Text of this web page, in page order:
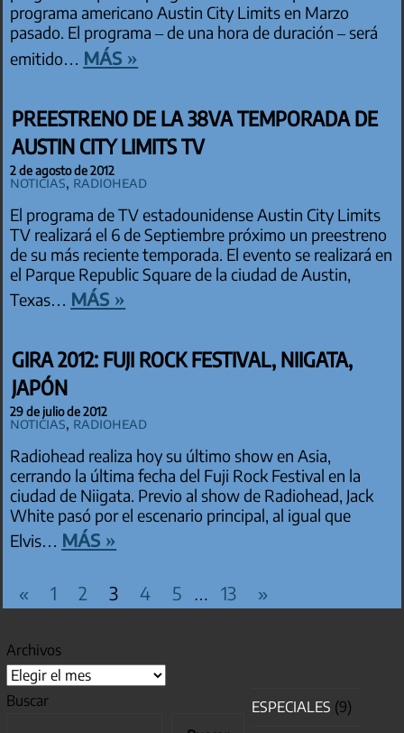
programa americano Austin City Limits en Marzo
pasado. El programa – de una hora de duración – será
emitido… más »
PREESTRENO DE LA 38VA TEMPORADA DE
AUSTIN CITY LIMITS TV
2 de agosto de 2012
Noticias, Radiohead
El programa de TV estadounidense Austin City Limits
TV realizará el 6 de Septiembre próximo un preestreno
de su más reciente temporada. El evento se realizará en
el Parque Republic Square de la ciudad de Austin,
Texas… más »
GIRA 2012: FUJI ROCK FESTIVAL, NIIGATA,
JAPÓN
29 de julio de 2012
Noticias, Radiohead
Radiohead realiza hoy su último show en Asia,
cerrando la última fecha del Fuji Rock Festival en la
ciudad de Niigata. Previo al show de Radiohead, Jack
White pasó por el escenario principal, al igual que
Elvis… más »
PAGINACIÓN DE ENTRADAS
« Entradas
1 2 3 4 5 … 13
Entradas
»
Archivos
Buscar
ESPECIALES (9)